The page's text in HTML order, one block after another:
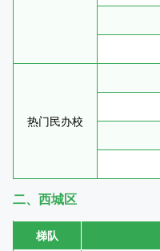
热门民办校
二、西城区
梯队